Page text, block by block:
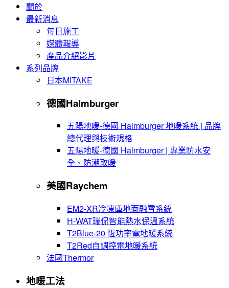
關於
最新消息
每日施工
媒體報導
產品介紹影片
系列品牌
日本MITAKE
德國Halmburger
五陽地暖-德國 Halmburger 地暖系統 | 品牌
總代理與技術規格
五陽地暖-德國 Halmburger | 專業防水安
全、防潮取暖
美國Raychem
EM2-XR冷凍庫地面融雪系統
H-WAT瑞侃智能熱水保溫系統
T2Blue-20 恆功率電地暖系統
T2Red自調控電地暖系統
法國Thermor
地暖工法